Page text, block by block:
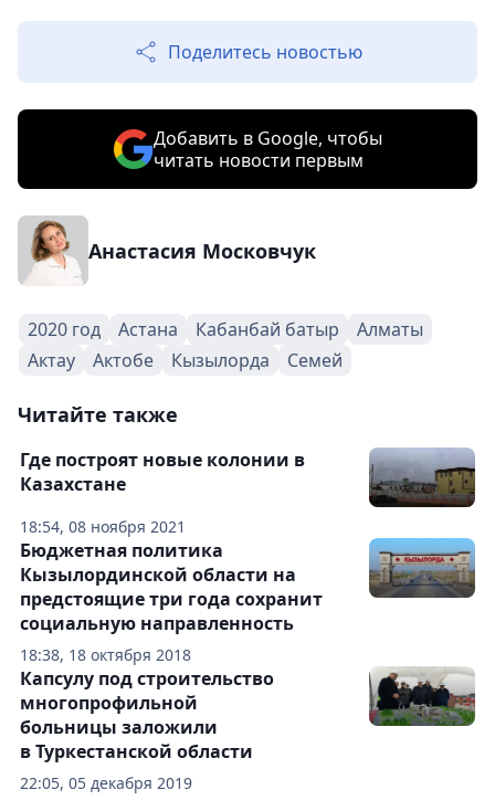
Поделитесь новостью
Добавить в Google, чтобы
читать новости первым
Анастасия Московчук
2020 год Астана Кабанбай батыр
Алматы
Актау
Актобе Кызылорда Семей
Читайте также
18:54, 08 ноября 2021
Где построят новые колонии в
Казахстане
18:38, 18 октября 2018
Бюджетная политика
Кызылординской области на
предстоящие три года сохранит
социальную направленность
22:05, 05 декабря 2019
Капсулу под строительство
многопрофильной
больницы заложили
в Туркестанской области